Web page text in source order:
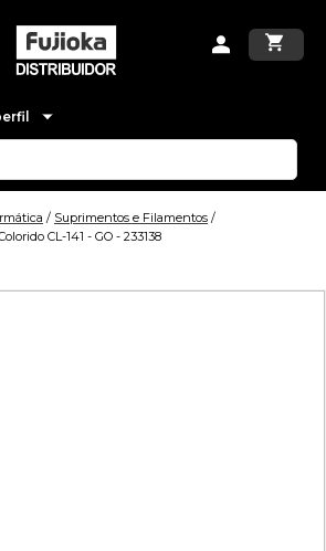
Suprimentos e Filamentos
CL-141 - GO - 233138